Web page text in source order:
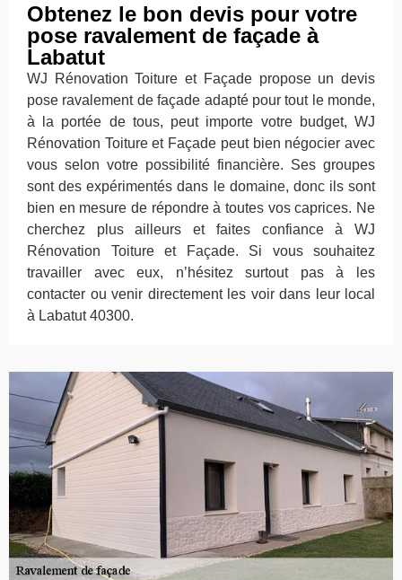
Obtenez le bon devis pour votre
pose ravalement de façade à
Labatut
WJ Rénovation Toiture et Façade propose un devis
pose ravalement de façade adapté pour tout le monde,
à la portée de tous, peut importe votre budget, WJ
Rénovation Toiture et Façade peut bien négocier avec
vous selon votre possibilité financière. Ses groupes
sont des expérimentés dans le domaine, donc ils sont
bien en mesure de répondre à toutes vos caprices. Ne
cherchez plus ailleurs et faites confiance à WJ
Rénovation Toiture et Façade. Si vous souhaitez
travailler avec eux, n’hésitez surtout pas à les
contacter ou venir directement les voir dans leur local
à Labatut 40300.